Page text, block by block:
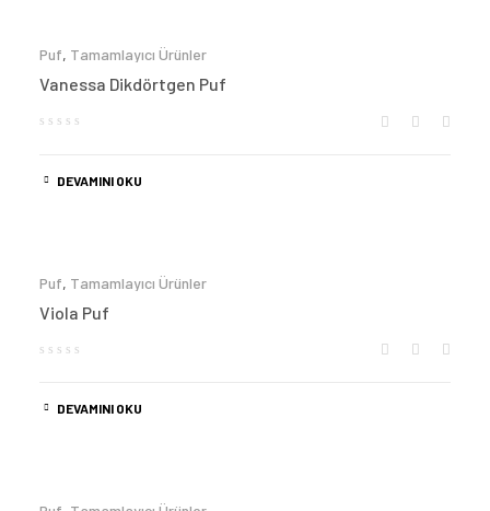
Puf, Tamamlayıcı Ürünler
Vanessa Dikdörtgen Puf
DEVAMINI OKU
Puf, Tamamlayıcı Ürünler
Viola Puf
DEVAMINI OKU